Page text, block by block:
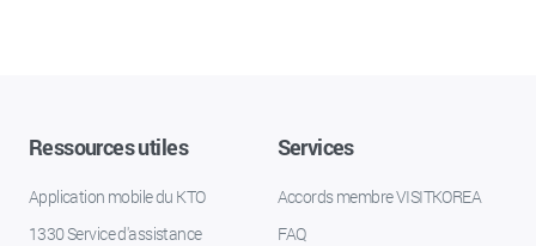
Ressources utiles
Application mobile du KTO
1330 Service d'assistance
Services
Accords membre VISITKOREA
FAQ